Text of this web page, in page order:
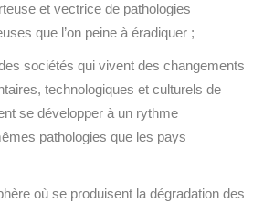
et vectrice de pathologies
que l’on peine à éradiquer ;
sociétés qui vivent des changements
technologiques et culturels de
se développer à un rythme
pathologies que les pays
où se produisent la dégradation des